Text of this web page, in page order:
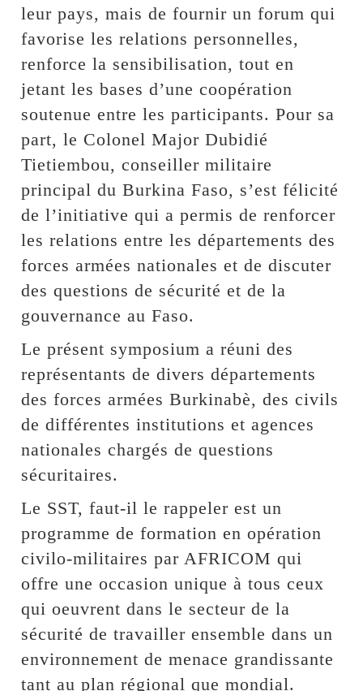
leur pays, mais de fournir un forum qui
favorise les relations personnelles,
renforce la sensibilisation, tout en
jetant les bases d’une coopération
soutenue entre les participants. Pour sa
part, le Colonel Major Dubidié
Tietiembou, conseiller militaire
principal du Burkina Faso, s’est félicité
de l’initiative qui a permis de renforcer
les relations entre les départements des
forces armées nationales et de discuter
des questions de sécurité et de la
gouvernance au Faso.
Le présent symposium a réuni des
représentants de divers départements
des forces armées Burkinabè, des civils
de différentes institutions et agences
nationales chargés de questions
sécuritaires.
Le SST, faut-il le rappeler est un
programme de formation en opération
civilo-militaires par AFRICOM qui
offre une occasion unique à tous ceux
qui oeuvrent dans le secteur de la
sécurité de travailler ensemble dans un
environnement de menace grandissante
tant au plan régional que mondial.